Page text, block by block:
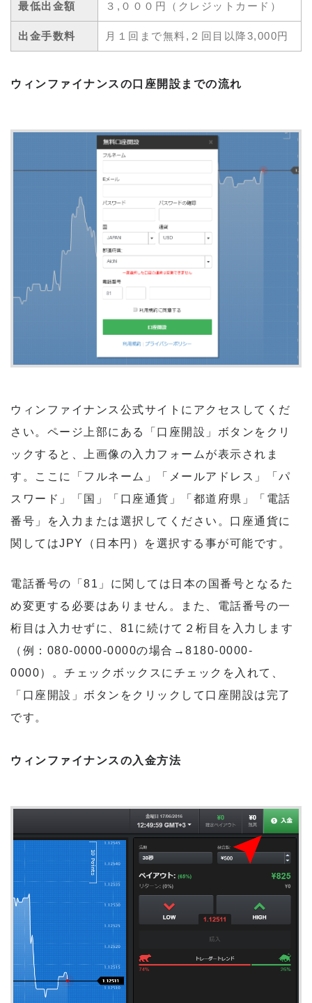
最低出金額 ３,０００円（クレジットカード）
出金手数料 月１回まで無料,２回目以降3,000円
ウィンファイナンスの口座開設までの流れ
ウィンファイナンス公式サイトにアクセスしてくだ
さい。ページ上部にある「口座開設」ボタンをクリ
ックすると、上画像の入力フォームが表示されま
す。ここに「フルネーム」「メールアドレス」「パ
スワード」「国」「口座通貨」「都道府県」「電話
番号」を入力または選択してください。口座通貨に
関してはJPY（日本円）を選択する事が可能です。
電話番号の「81」に関しては日本の国番号となるた
め変更する必要はありません。また、電話番号の一
桁目は入力せずに、81に続けて２桁目を入力します
（例：080-0000-0000の場合→8180-0000-
0000）。チェックボックスにチェックを入れて、
「口座開設」ボタンをクリックして口座開設は完了
です。
ウィンファイナンスの入金方法